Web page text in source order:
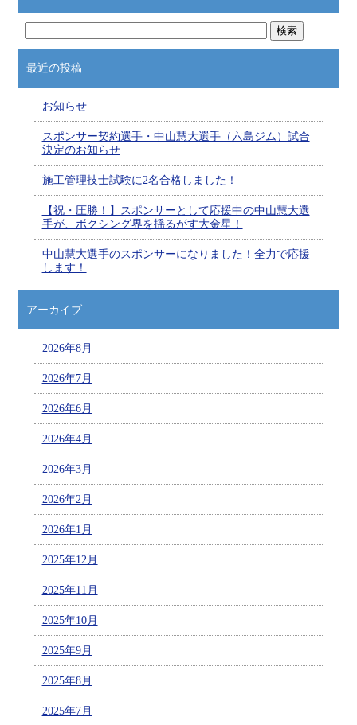
最近の投稿
お知らせ
スポンサー契約選手・中山慧大選手（六島ジム）試合
決定のお知らせ
施工管理技士試験に2名合格しました！
【祝・圧勝！】スポンサーとして応援中の中山慧大選
手が、ボクシング界を揺るがす大金星！
中山慧大選手のスポンサーになりました！全力で応援
します！
アーカイブ
2026年8月
2026年7月
2026年6月
2026年4月
2026年3月
2026年2月
2026年1月
2025年12月
2025年11月
2025年10月
2025年9月
2025年8月
2025年7月